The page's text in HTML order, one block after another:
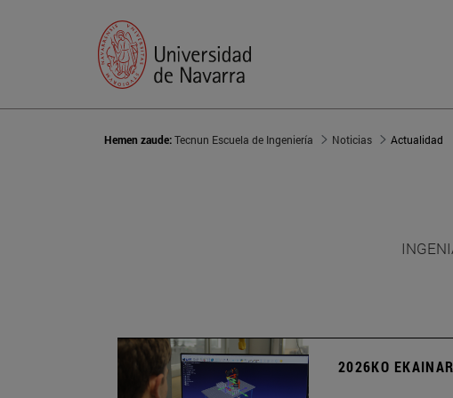
Hemen zaude:Tecnun Escuela de Ingeniería Noticias Actualidad
2026KO